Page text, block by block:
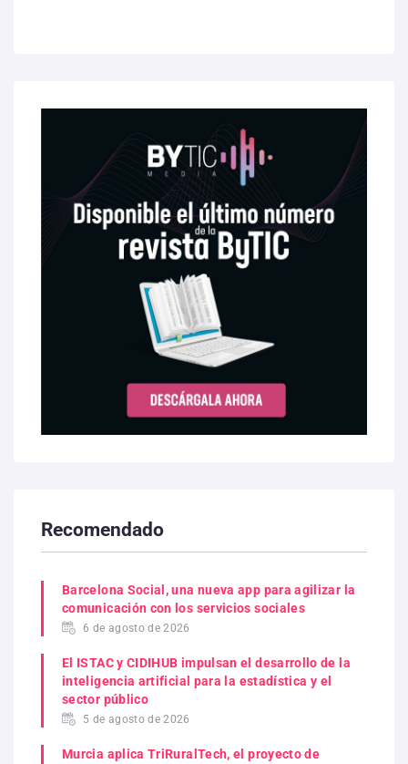
Recomendado
Barcelona Social, una nueva app para agilizar la
comunicación con los servicios sociales
6 de agosto de 2026
El ISTAC y CIDIHUB impulsan el desarrollo de la
inteligencia artificial para la estadística y el
sector público
5 de agosto de 2026
Murcia aplica TriRuralTech, el proyecto de